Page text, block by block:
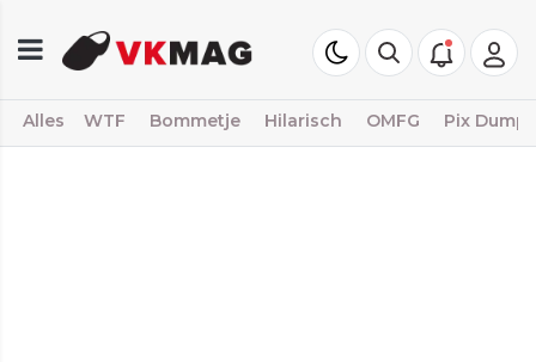
Alles WTF Bommetje Hilarisch OMFG Pix Dump